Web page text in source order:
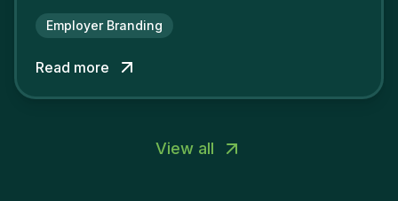
attractiveness and loyalty and makes their
Employer Branding
Read more
View all